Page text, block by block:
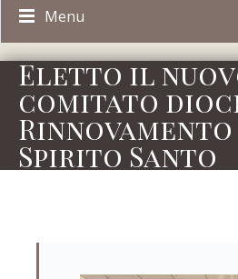
Menu
Eletto il
comitato
Spirito Santo